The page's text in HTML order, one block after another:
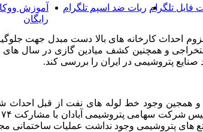
فایل تلگرام ربات ضد اسپم تلگرام
آموزش
رایگان
احداث کارخانه های بالا دست مبدل جهت
صنایع پتروشیمی در ایران را بررسی کند.
و همجین وجود خط لوله های نفت از قبل احداث
وجود نداشت عملیات ساختمانی مجتمع توسط شرکت